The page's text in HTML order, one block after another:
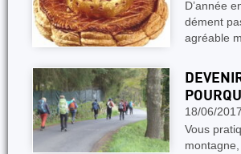
D’année
dément
agréable
18/06/
Vous